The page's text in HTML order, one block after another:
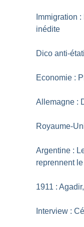
Immigration
inédite
Dico anti-
Economie :
Allemagne :
Royaume-
Argentine :
reprennent
1911 :
Interview :